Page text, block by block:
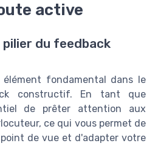
active
du feedback
fondamental dans le
constructif. En tant que
de prêter attention aux
ce qui vous permet de
de vue et d'adapter votre